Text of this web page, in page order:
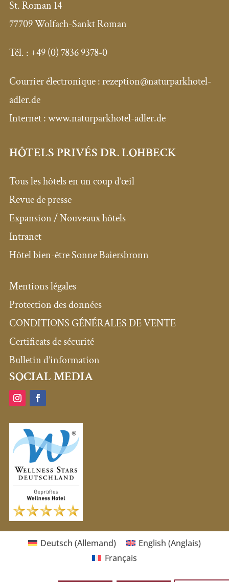
St. Roman 14
77709 Wolfach-Sankt Roman
Tél. : +49 (0) 7836 9378-0
Courrier électronique :rezeption@naturparkhotel-
adler.de
Internet : www.naturparkhotel-adler.de
HÔTELS PRIVÉS DR. LOHBECK
Tous les hôtels en un coup d’œil
Revue de presse
Expansion / Nouveaux hôtels
Intranet
Hôtel bien-être Sonne Baiersbronn
Mentions légales
Protection des données
CONDITIONS GÉNÉRALES DE VENTE
Certificats de sécurité
Bulletin d’information
SOCIAL MEDIA
Deutsch (Allemand) English (Anglais)
Français